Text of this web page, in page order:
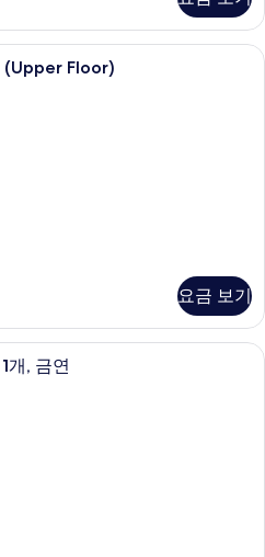
고급 침구, 오리/거위털 이불, 미니바,
(Upper Floor)
요금 보기
고급 침구, 오리/거위털 이불, 미니바,
개, 금연